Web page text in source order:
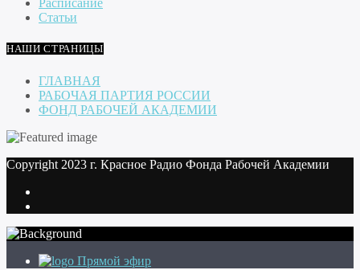
Расписание
Статьи
НАШИ СТРАНИЦЫ
ГЛАВНАЯ
РАБОЧАЯ ПАРТИЯ РОССИИ
ФОНД РАБОЧЕЙ АКАДЕМИИ
Copyright 2023 г. Красное Радио Фонда Рабочей Академии
Прямой эфир